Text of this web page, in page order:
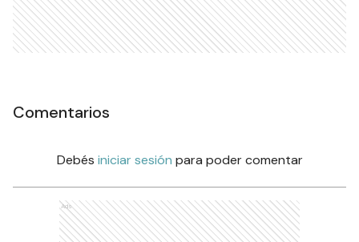
Comentarios
Debés iniciar sesión para poder comentar
Ads